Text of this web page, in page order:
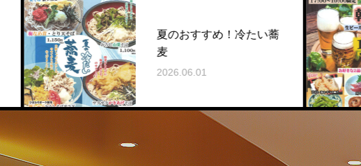
夏のおすすめ！冷たい蕎
麦
2026.06.01